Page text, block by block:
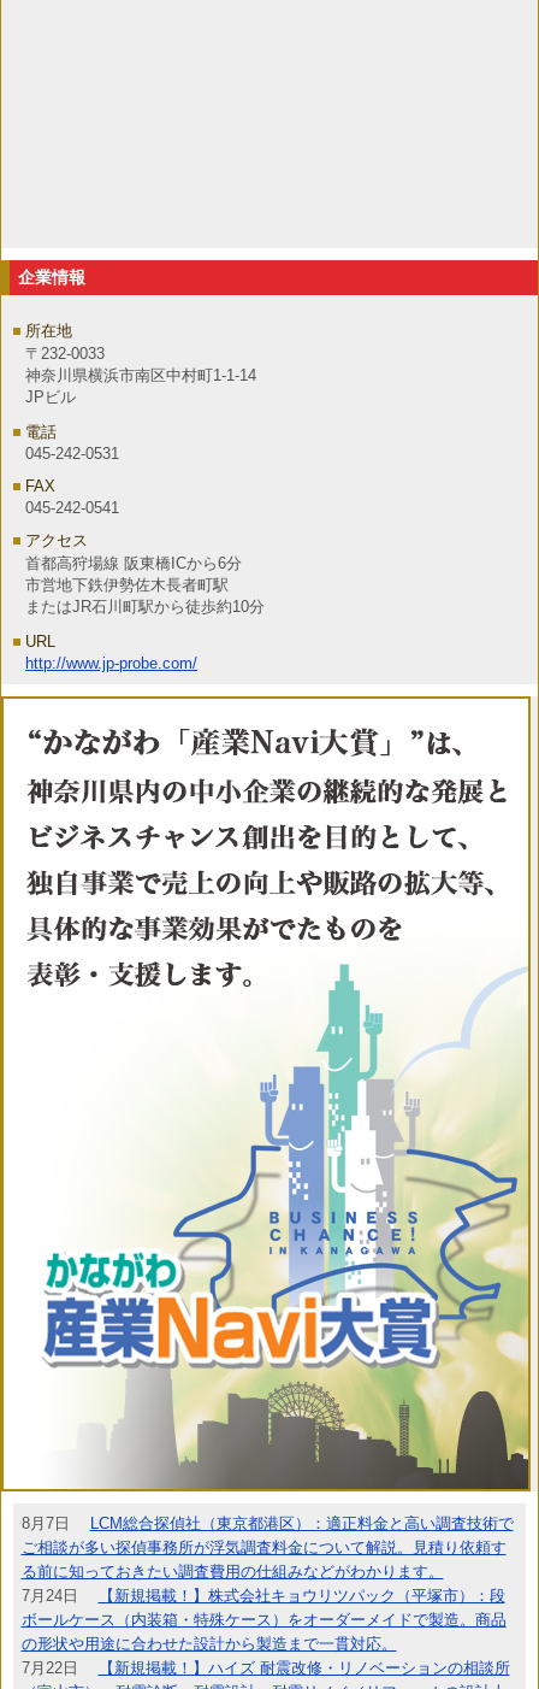
企業情報
所在地
〒232-0033
神奈川県横浜市南区中村町1-1-14
JPビル
電話
045-242-0531
FAX
045-242-0541
アクセス
首都高狩場線 阪東橋ICから6分
市営地下鉄伊勢佐木長者町駅
またはJR石川町駅から徒歩約10分
URL
http://www.jp-probe.com/
8月7日
LCM総合探偵社（東京都港区）：適正料金と高い調査技術で
ご相談が多い探偵事務所が浮気調査料金について解説。見積り依頼す
る前に知っておきたい調査費用の仕組みなどがわかります。
7月24日
【新規掲載！】株式会社キョウリツパック（平塚市）：段
ボールケース（内装箱・特殊ケース）をオーダーメイドで製造。商品
の形状や用途に合わせた設計から製造まで一貫対応。
7月22日
【新規掲載！】ハイズ 耐震改修・リノベーションの相談所